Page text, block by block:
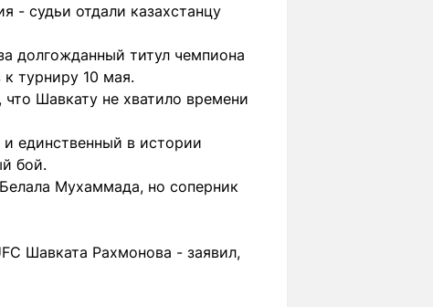
- судьи отдали казахстанцу
долгожданный титул чемпиона
турниру 10 мая.
Шавкату не хватило времени
единственный в истории
бой.
Мухаммада, но соперник
Шавката Рахмонова - заявил,